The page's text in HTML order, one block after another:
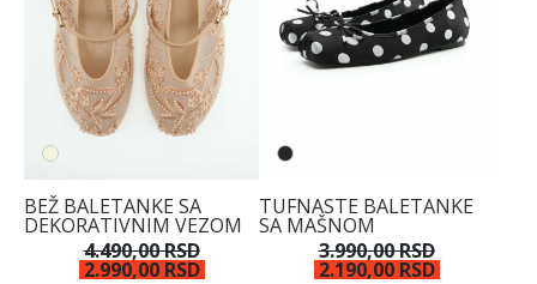
BEŽ BALETANKE SA
DEKORATIVNIM VEZOM
4.490,00 RSD
2.990,00 RSD
TUFNASTE BALETANKE
SA MAŠNOM
3.990,00 RSD
2.190,00 RSD